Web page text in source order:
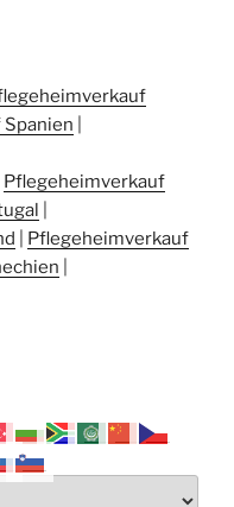
Pflegeheimverkauf
Pflegeheimverkauf